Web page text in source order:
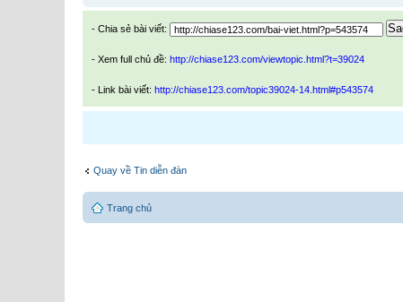
- Chia sẻ bài viết:
- Xem full chủ đề: http://chiase123.com/viewtopic.html?t=39024
- Link bài viết: http://chiase123.com/topic39024-14.html#p543574
Quay về Tin diễn đàn
Trang chủ